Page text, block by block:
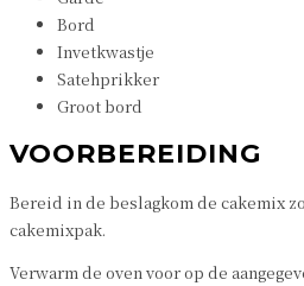
Bord
Invetkwastje
Satehprikker
Groot bord
VOORBEREIDING
Bereid in de beslagkom de cakemix
cakemixpak.
Verwarm de oven voor op de